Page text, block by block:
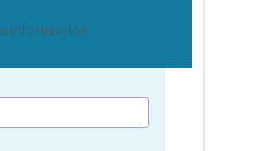
información